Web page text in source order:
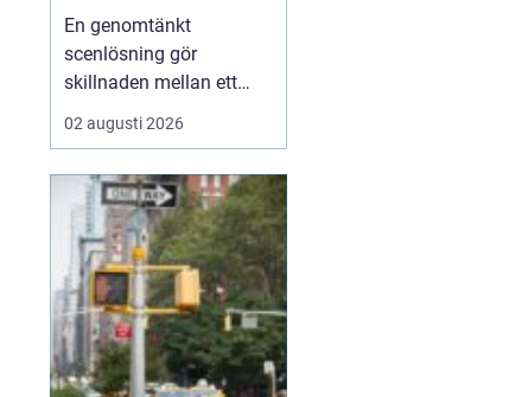
evenemang
En genomtänkt
scenlösning gör
skillnaden mellan ett
evenemang som känns
trevande och ett som
publiken. När ljud, ljus,
bild och scenbyggnation
samspelar skapas fokus,
energi och trygghet både
för publiken och för dem
på scen. I ...
02 augusti 2026